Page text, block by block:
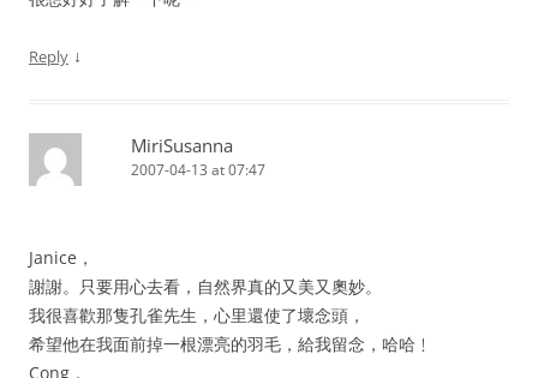
Reply ↓
MiriSusanna
2007-04-13 at 07:47
Janice，
謝謝。只要用心去看，自然界真的又美又奧妙。
我很喜歡那隻孔雀先生，心里還使了壞念頭，
希望他在我面前掉一根漂亮的羽毛，給我留念，哈哈﹗
Cong，